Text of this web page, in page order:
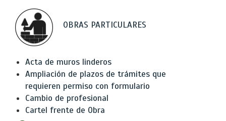
OBRAS PARTICULARES
Acta de muros linderos
Ampliación de plazos de trámites que
requieren permiso con formulario
Cambio de profesional
Cartel frente de Obra